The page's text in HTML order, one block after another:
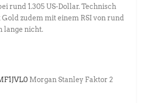
rund 1.305 US-Dollar. Technisch
zudem mit einem RSI von rund
lange nicht.
Morgan Stanley Faktor 2